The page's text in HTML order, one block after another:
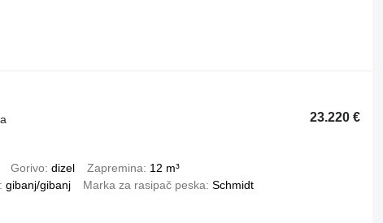
23.220 €
Gorivo dizel Zapremina
12 m³
gibanj/gibanj Marka za rasipač peska Schmidt